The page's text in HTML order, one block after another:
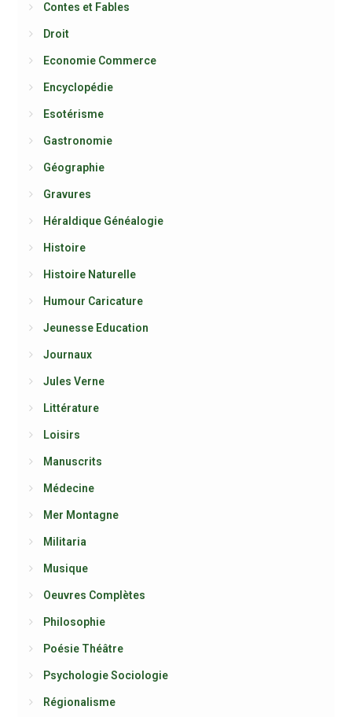
Contes et Fables
Droit
Economie Commerce
Encyclopédie
Esotérisme
Gastronomie
Géographie
Gravures
Héraldique Généalogie
Histoire
Histoire Naturelle
Humour Caricature
Jeunesse Education
Journaux
Jules Verne
Littérature
Loisirs
Manuscrits
Médecine
Mer Montagne
Militaria
Musique
Oeuvres Complètes
Philosophie
Poésie Théâtre
Psychologie Sociologie
Régionalisme